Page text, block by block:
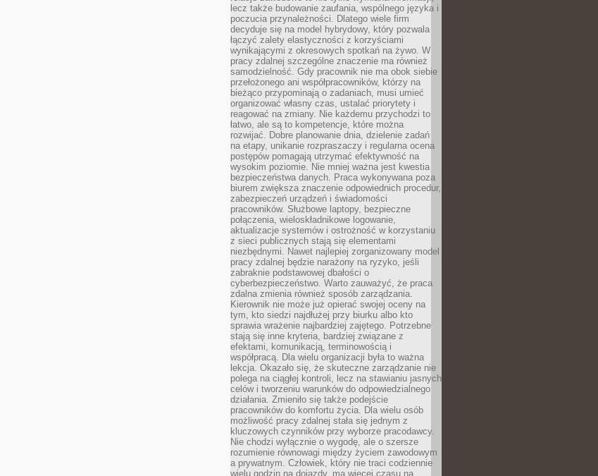
lecz także budowanie zaufania, wspólnego języka i
poczucia przynależności. Dlatego wiele firm
decyduje się na model hybrydowy, który pozwala
łączyć zalety elastyczności z korzyściami
wynikającymi z okresowych spotkań na żywo. W
pracy zdalnej szczególne znaczenie ma również
samodzielność. Gdy pracownik nie ma obok siebie
przełożonego ani współpracowników, którzy na
bieżąco przypominają o zadaniach, musi umieć
organizować własny czas, ustalać priorytety i
reagować na zmiany. Nie każdemu przychodzi to
łatwo, ale są to kompetencje, które można
rozwijać. Dobre planowanie dnia, dzielenie zadań
na etapy, unikanie rozpraszaczy i regularna ocena
postępów pomagają utrzymać efektywność na
wysokim poziomie. Nie mniej ważna jest kwestia
bezpieczeństwa danych. Praca wykonywana poza
biurem zwiększa znaczenie odpowiednich procedur,
zabezpieczeń urządzeń i świadomości
pracowników. Służbowe laptopy, bezpieczne
połączenia, wieloskładnikowe logowanie,
aktualizacje systemów i ostrożność w korzystaniu
z sieci publicznych stają się elementami
niezbędnymi. Nawet najlepiej zorganizowany model
pracy zdalnej będzie narażony na ryzyko, jeśli
zabraknie podstawowej dbałości o
cyberbezpieczeństwo. Warto zauważyć, że praca
zdalna zmienia również sposób zarządzania.
Kierownik nie może już opierać swojej oceny na
tym, kto siedzi najdłużej przy biurku albo kto
sprawia wrażenie najbardziej zajętego. Potrzebne
stają się inne kryteria, bardziej związane z
efektami, komunikacją, terminowością i
współpracą. Dla wielu organizacji była to ważna
lekcja. Okazało się, że skuteczne zarządzanie nie
polega na ciągłej kontroli, lecz na stawianiu jasnych
celów i tworzeniu warunków do odpowiedzialnego
działania. Zmieniło się także podejście
pracowników do komfortu życia. Dla wielu osób
możliwość pracy zdalnej stała się jednym z
kluczowych czynników przy wyborze pracodawcy.
Nie chodzi wyłącznie o wygodę, ale o szersze
rozumienie równowagi między życiem zawodowym
a prywatnym. Człowiek, który nie traci codziennie
wielu godzin na dojazdy, ma więcej czasu na